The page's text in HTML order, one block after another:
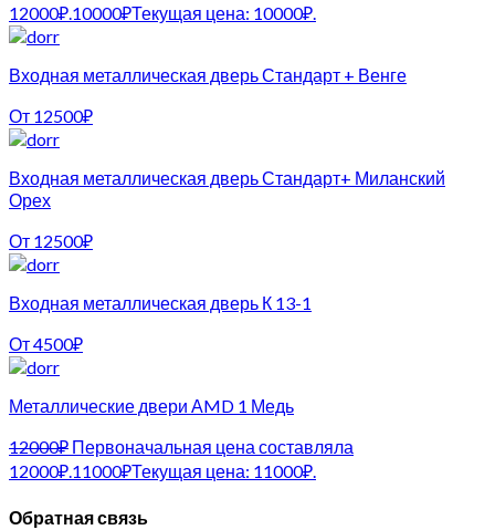
12000₽. 10000₽Текущая цена: 10000₽.
Входная металлическая дверь Стандарт + Венге
От 12500₽
Входная металлическая дверь Стандарт+ Миланский
Орех
От 12500₽
Входная металлическая дверь К 13-1
От4500₽
Металлические двери АMD 1 Медь
12000₽ Первоначальная цена составляла
12000₽. 11000₽Текущая цена: 11000₽.
Обратная связь